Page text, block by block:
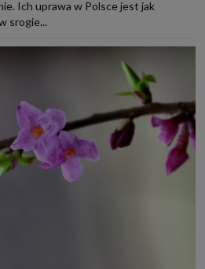
Ich uprawa w Polsce jest jak
srogie...